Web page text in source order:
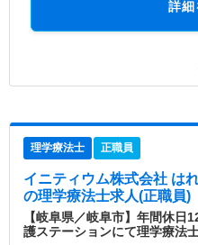
詳細
理学療法士 正職員
イニティウム株式会社 は
の理学療法士求人(正職員)
【岐阜県／岐阜市】年間休日
護ステーションにて理学療法